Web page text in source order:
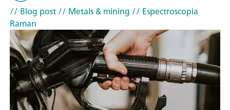
// Blog post// Metals & mining // Espectroscopia
Raman